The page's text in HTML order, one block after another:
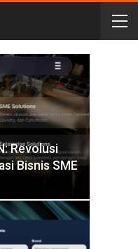
Revolusi
Bisnis SME